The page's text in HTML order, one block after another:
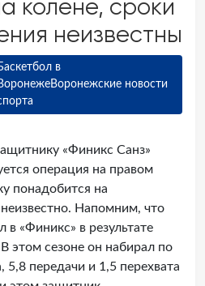
колене, сроки
неизвестны
в
Воронежские новости
«Финикс Санз»
операция на правом
понадобится на
Напомним, что
«Финикс» в результате
этом сезоне он набирал по
5,8 передачи и 1,5 перехвата